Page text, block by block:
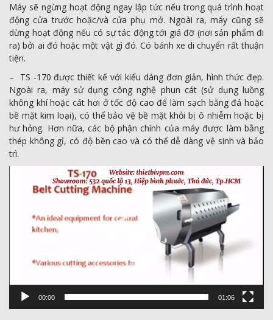
Máy sẽ ngừng hoạt động ngay lập tức nếu trong quá trình hoạt
động cửa trước hoặc/và cửa phụ mở. Ngoài ra, máy cũng sẽ
dừng hoạt động nếu có sự tác động tới giá đỡ (nơi sản phẩm đi
ra) bởi ai đó hoặc một vật gì đó.Có bánh xe di chuyển rất thuận
tiện.
– TS -170 được thiết kế với kiểu dáng đơn giản, hình thức đẹp.
Ngoài ra, máy sử dụng công nghệ phun cát (sử dụng luồng
không khí hoặc cát hơi ở tốc độ cao để làm sạch bằng đá hoặc
bề mặt kim loại), có thể bảo vệ bề mặt khỏi bị ô nhiễm hoặc bị
hư hỏng. Hơn nữa, các bộ phận chính của máy được làm bằng
thép không gỉ, có độ bền cao và có thể dễ dàng vệ sinh và bảo
trì.
00:00 01:06